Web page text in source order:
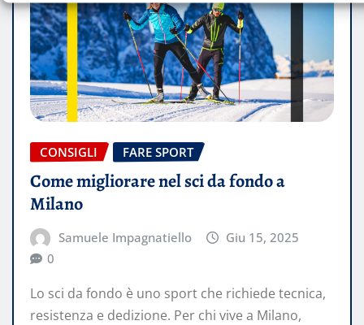
CONSIGLI FARE SPORT
Come migliorare nel sci da fondo a
Milano
Samuele Impagnatiello
Giu 15, 2025
0
Lo sci da fondo è uno sport che richiede tecnica,
resistenza e dedizione. Per chi vive a Milano,